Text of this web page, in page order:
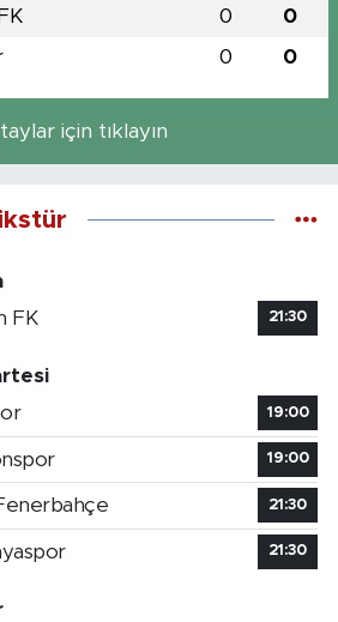
0 0
0 0
için tıklayın
FK
21:30
19:00
19:00
21:30
21:30